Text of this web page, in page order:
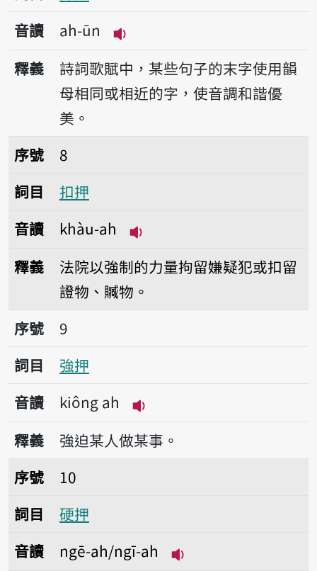
音讀
ah-ūn
播放音讀ah-ūn
釋義
詩詞歌賦中，某些句子的末字使用韻
母相同或相近的字，使音調和諧優
美。
序號8扣押
序號
8
詞目
扣押
音讀
khàu-ah
釋義
法院以強制的力量拘留嫌疑犯或扣留
證物、贓物。
序號9強押
序號
9
詞目
強押
音讀
kiông ah
播放音讀kiông ah
釋義
強迫某人做某事。
序號10硬押
序號
10
詞目
硬押
音讀
ngē-ah/ngī-ah